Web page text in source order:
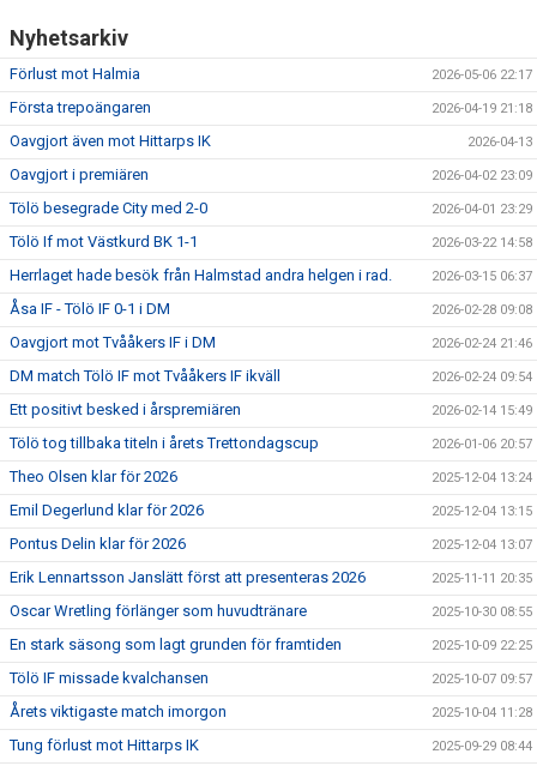
Nyhetsarkiv
Förlust mot Halmia 2026-05-06 22:17
Första trepoängaren 2026-04-19 21:18
Oavgjort även mot Hittarps IK 2026-04-13
Oavgjort i premiären 2026-04-02 23:09
Tölö besegrade City med 2-0 2026-04-01 23:29
Tölö If mot Västkurd BK 1-1 2026-03-22 14:58
Herrlaget hade besök från Halmstad andra helgen i rad. 2026-03-15 06:37
Åsa IF - Tölö IF 0-1 i DM 2026-02-28 09:08
Oavgjort mot Tvååkers IF i DM 2026-02-24 21:46
DM match Tölö IF mot Tvååkers IF ikväll 2026-02-24 09:54
Ett positivt besked i årspremiären 2026-02-14 15:49
Tölö tog tillbaka titeln i årets Trettondagscup 2026-01-06 20:57
Theo Olsen klar för 2026 2025-12-04 13:24
Emil Degerlund klar för 2026 2025-12-04 13:15
Pontus Delin klar för 2026 2025-12-04 13:07
Erik Lennartsson Janslätt först att presenteras 2026 2025-11-11 20:35
Oscar Wretling förlänger som huvudtränare 2025-10-30 08:55
En stark säsong som lagt grunden för framtiden 2025-10-09 22:25
Tölö IF missade kvalchansen 2025-10-07 09:57
Årets viktigaste match imorgon 2025-10-04 11:28
Tung förlust mot Hittarps IK 2025-09-29 08:44